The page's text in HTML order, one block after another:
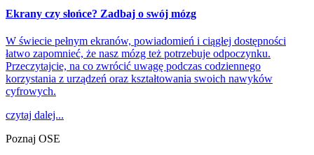
Ekrany czy słońce? Zadbaj o swój mózg
W świecie pełnym ekranów, powiadomień i ciągłej dostępności
łatwo zapomnieć, że nasz mózg też potrzebuje odpoczynku.
Przeczytajcie, na co zwrócić uwagę podczas codziennego
korzystania z urządzeń oraz kształtowania swoich nawyków
cyfrowych.
czytaj dalej...
Poznaj OSE